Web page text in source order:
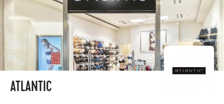
ATLANTIC